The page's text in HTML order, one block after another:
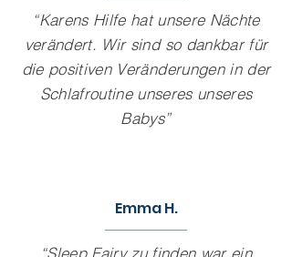
“Karens Hilfe hat unsere Nächte
verändert. Wir sind so dankbar für
die positiven Veränderungen in der
Schlafroutine unseres unseres
Babys”
Emma H.
“Sleep Fairy zu finden war ein